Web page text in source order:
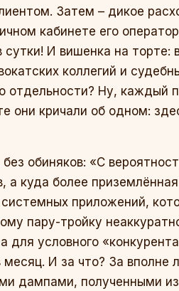
Затем – дикое
кабинете его
И вишенка на торте:
коллегий и
отдельности? Ну, каждый
они кричали об одном:
обиняков: «С
куда более
системных приложений,
пару-тройку
для условного
месяц. И за что? За вполне
дампами, полученными